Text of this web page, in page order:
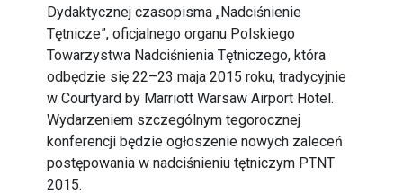
Dydaktycznej czasopisma „Nadciśnienie
Tętnicze”, oficjalnego organu Polskiego
Towarzystwa Nadciśnienia Tętniczego, która
odbędzie się 22–23 maja 2015 roku, tradycyjnie
w Courtyard by Marriott Warsaw Airport Hotel.
Wydarzeniem szczególnym tegorocznej
konferencji będzie ogłoszenie nowych zaleceń
postępowania w nadciśnieniu tętniczym PTNT
2015.